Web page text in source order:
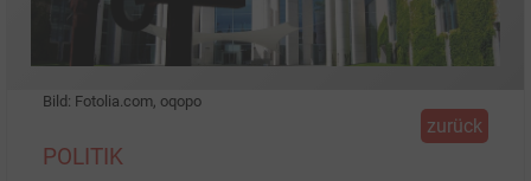
Bild: Fotolia.com, oqopo
zurück
POLITIK